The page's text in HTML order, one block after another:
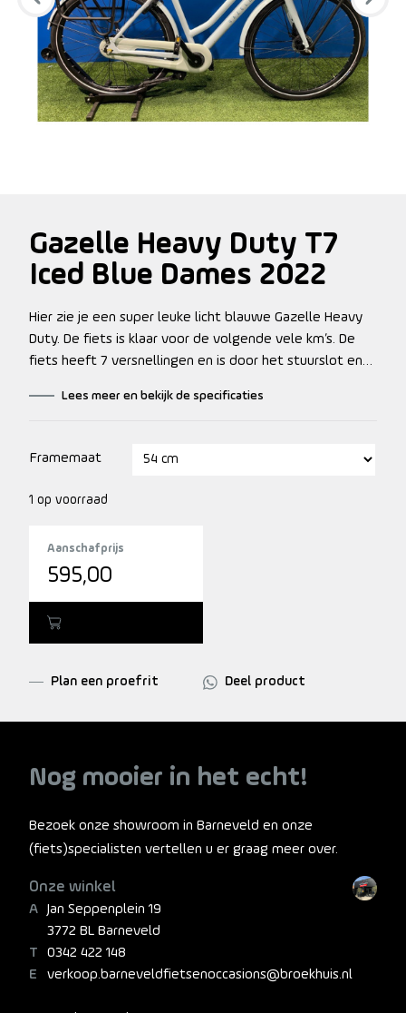
Gazelle Heavy Duty T7
Iced Blue Dames 2022
Hier zie je een super leuke licht blauwe Gazelle Heavy
Duty. De fiets is klaar voor de volgende vele km’s. De
fiets heeft 7 versnellingen en is door het stuurslot en
De fiets heeft wat gebruikerssporen.
Lees meer en bekijk de specificaties
Framemaat
1 op voorraad
Aanschafprijs
595,00
Plan een proefrit Deel product
Nog mooier in het echt!
Bezoek onze showroom in Barneveld en onze
(fiets)specialisten vertellen u er graag meer over.
Onze winkel
Jan Seppenplein 19
3772 BL Barneveld
0342 422 148
verkoop.barneveldfietsenoccasions@broekhuis.nl